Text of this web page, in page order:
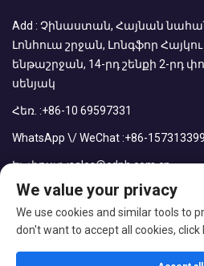
Add : Չինաստան, Հայնան
Լոնհուա շրջան, Լոնգֆոր
ենթաշրջան, 14-րդ շենքի 2-րդ
սենյակ
Հեռ. :+86-10 69597331
WhatsApp \/ WeChat :+86-
Էլ. փոստ :sales@cdph.com.cn
(Հայնան)
We value your privacy
We use cookies and similar tools to
don't want to accept all cookies, click